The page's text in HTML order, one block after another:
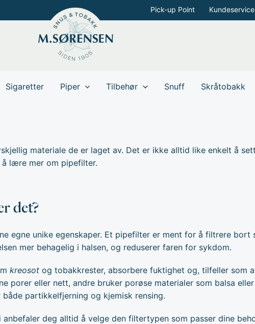
Pick-up Point Kundeservice
Sigaretter Piper Tilbehør Snuff Skråtobakk
materiale de er laget av. Det er ikke alltid like enkelt å
lære mer om pipefilter.
det?
egne unike egenskaper. Et pipefilter er ment for å filtrere
mer behagelig i halsen, og reduserer faren for sykdom.
kreosot og tobakkrester, absorbere fuktighet og, tilfeller som
porer eller nett, andre bruker porøse materialer som balsa
partikkelfjerning og kjemisk rensing.
deg alltid å velge den filtertypen som passer dine